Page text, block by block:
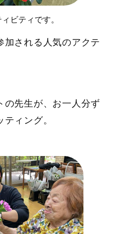
ビティです。
加される人気のアクテ
の先生が、お一人分ず
ィング。